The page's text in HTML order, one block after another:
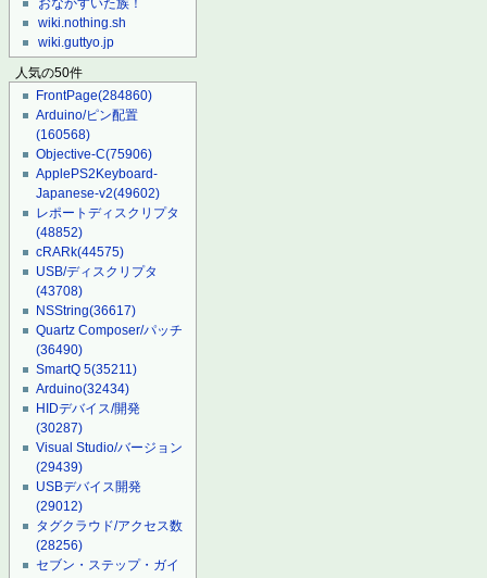
おなかすいた族！
wiki.nothing.sh
wiki.guttyo.jp
人気の50件
FrontPage(284860)
Arduino/ピン配置
(160568)
Objective-C(75906)
ApplePS2Keyboard-
Japanese-v2(49602)
レポートディスクリプタ
(48852)
cRARk(44575)
USB/ディスクリプタ
(43708)
NSString(36617)
Quartz Composer/パッチ
(36490)
SmartQ 5(35211)
Arduino(32434)
HIDデバイス/開発
(30287)
Visual Studio/バージョン
(29439)
USBデバイス開発
(29012)
タグクラウド/アクセス数
(28256)
セブン・ステップ・ガイ